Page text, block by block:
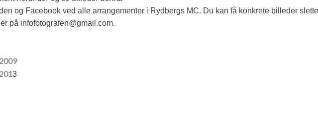
og Facebook ved alle arrangementer i Rydbergs MC. Du kan få konkrete billeder
på infofotografen@gmail.com.
3